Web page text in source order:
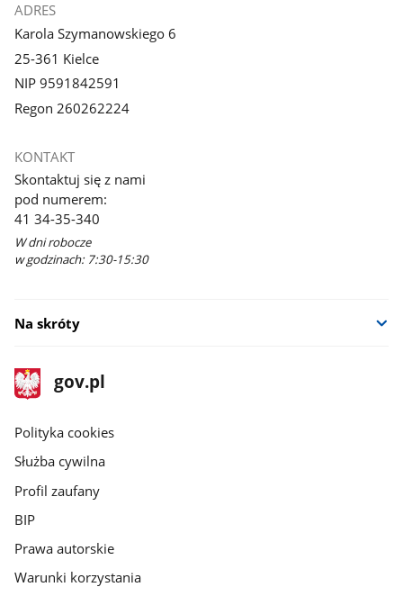
ADRES
Karola Szymanowskiego 6
25-361 Kielce
NIP 9591842591
Regon 260262224
KONTAKT
Skontaktuj się z nami
pod numerem:
41 34-35-340
W dni robocze
w godzinach: 7:30-15:30
Na skróty
stopka
gov.pl
Strona
gov.pl
gov.pl
Polityka cookies
Służba cywilna
Profil zaufany
BIP
Prawa autorskie
Warunki korzystania